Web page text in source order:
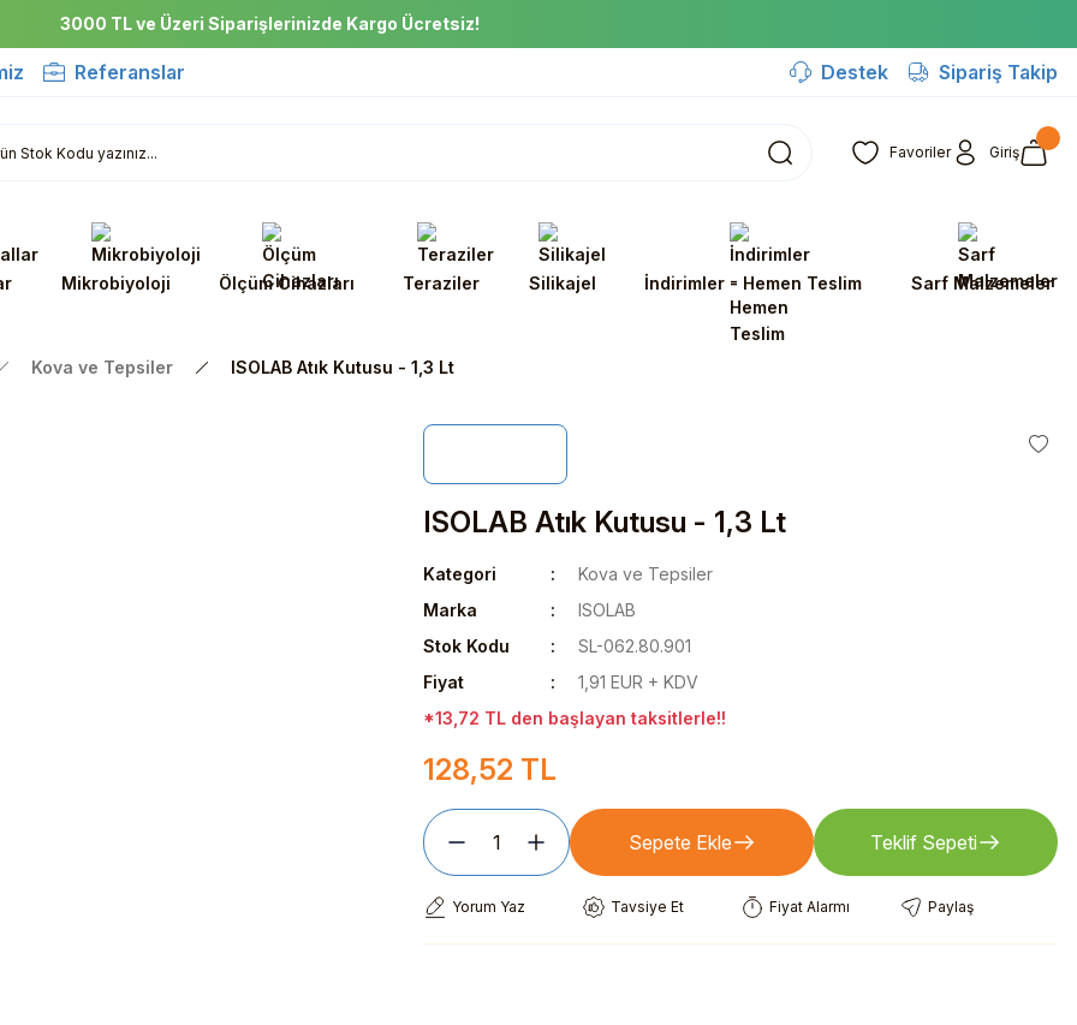
3000 TL ve Üzeri Siparişlerinizde Kargo Ücretsiz!
Referanslar Destek Sipariş Takip
Favoriler Giriş
Mikrobiyoloji Ölçüm Cihazları Teraziler Silikajel İndirimler - Hemen Teslim Sarf Malzemeler
Kova ve Tepsiler ISOLAB Atık Kutusu - 1,3 Lt
ISOLAB Atık Kutusu - 1,3 Lt
Kategori
Kova ve Tepsiler
Marka
ISOLAB
Stok Kodu
SL-062.80.901
Fiyat
1,91 EUR + KDV
*13,72 TL den başlayan taksitlerle!!
128,52 TL
Sepete Ekle Teklif Sepeti
Yorum Yaz Tavsiye Et Fiyat Alarmı Paylaş